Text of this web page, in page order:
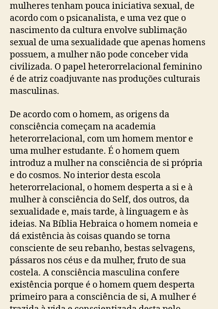
mulheres tenham pouca iniciativa sexual, de
acordo com o psicanalista, e uma vez que o
nascimento da cultura envolve sublimação
sexual de uma sexualidade que apenas homens
possuem, a mulher não pode conceber vida
civilizada. O papel heterorrelacional feminino
é de atriz coadjuvante nas produções culturais
masculinas.
De acordo com o homem, as origens da
consciência começam na academia
heterorrelacional, com um homem mentor e
uma mulher estudante. É o homem quem
introduz a mulher na consciência de si própria
e do cosmos. No interior desta escola
heterorrelacional, o homem desperta a si e à
mulher à consciência do Self, dos outros, da
sexualidade e, mais tarde, à linguagem e às
ideias. Na Bíblia Hebraica o homem nomeia e
dá existência às coisas quando se torna
consciente de seu rebanho, bestas selvagens,
pássaros nos céus e da mulher, fruto de sua
costela. A consciência masculina confere
existência porque é o homem quem desperta
primeiro para a consciência de si, A mulher é